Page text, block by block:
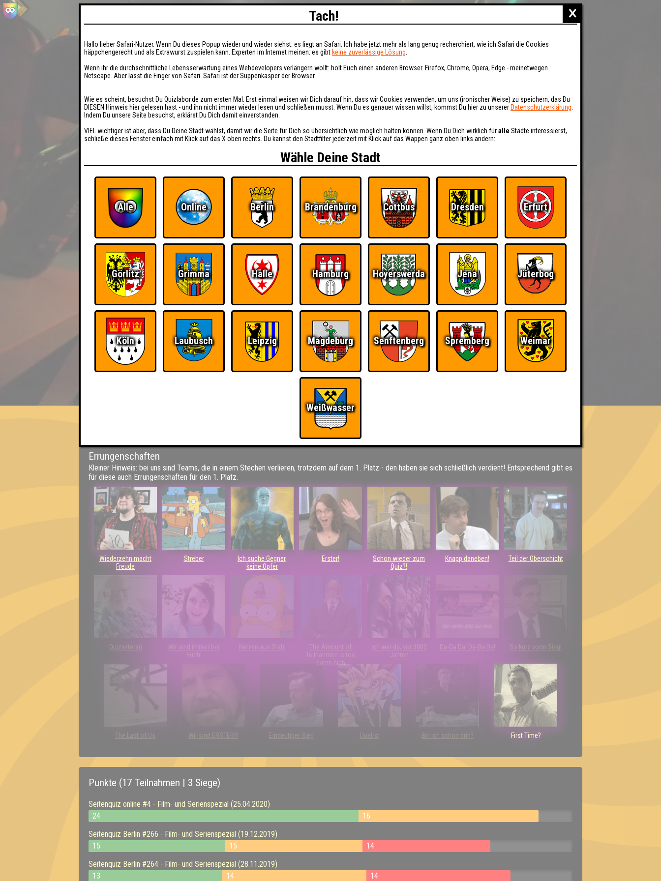
RESERVIERUNG BUCHEN ÜBER UNS
Errungenschaften
Kleiner Hinweis: bei uns sind Teams, die in einem Stechen verlieren, trotzdem auf dem 1. Platz - den haben sie sich schließlich verdient! Entsprechend gibt es
für diese auch Errungenschaften für den 1. Platz.
Wiederzehn macht
Freude
Streber
Ich suche Gegner,
keine Opfer
Erster!
Schon wieder zum
Quiz?!
Knapp daneben! Teil der Oberschicht
Quizveteran
Wir sind immer bei
Euch!
Nerven aus Stahl
The Amount of
Teilnahmen is too
damn high
Ich war da, vor 3000
Jahren
Da-Da Da! Da-Da Da! So kurz vorm Sieg!
The Last of Us Wir sind ERSTER?! Eindeutiger Sieg Duelist Bin ich schon drin? First Time?
Punkte (17 Teilnahmen | 3 Siege)
Seitenquiz online #4 - Film- und Serienspezial (25.04.2020)
24
16
Seitenquiz Berlin #266 - Film- und Serienspezial (19.12.2019)
15
15
14
Seitenquiz Berlin #264 - Film- und Serienspezial (28.11.2019)
13
14 14
×
Tach!
Hallo lieber Safari-Nutzer. Wenn Du dieses Popup wieder und wieder siehst: es liegt an Safari. Ich habe jetzt mehr als lang genug recherchiert, wie ich Safari die Cookies
häppchengerecht und als Extrawurst zuspielen kann. Experten im Internet meinen: es gibt keine zuverlässige Lösung
Wenn ihr die durchschnittliche Lebensserwartung eines Webdevelopers verlängern wollt: holt Euch einen anderen Browser. Firefox, Chrome, Opera, Edge - meinetwegen
Netscape. Aber lasst die Finger von Safari. Safari ist der Suppenkasper der Browser.
Wie es scheint, besuchst Du Quizlabor.de zum ersten Mal. Erst einmal weisen wir Dich darauf hin, dass wir Cookies verwenden, um uns (ironischer Weise) zu speichern, das Du
DIESEN Hinweis hier gelesen hast - und ihn nicht immer wieder lesen und schließen musst. Wenn Du es genauer wissen willst, kommst Du hier zu unserer Datenschutzerklärung
Indem Du unsere Seite besuchst, erklärst Du Dich damit einverstanden.
VIEL wichtiger ist aber, dass Du Deine Stadt wählst, damit wir die Seite für Dich so übersichtlich wie möglich halten können. Wenn Du Dich wirklich füralle Städte interessierst,
schließe dieses Fenster einfach mit Klick auf das X oben rechts. Du kannst den Stadtfilter jederzeit mit Klick auf das Wappen ganz oben links ändern:
Wähle Deine Stadt
Alle Online Berlin Brandenburg Cottbus Dresden Erfurt
Görlitz Grimma Halle Hamburg Hoyerswerda Jena Jüterbog
Köln Laubusch Leipzig Magdeburg Senftenberg Spremberg Weimar
Weißwasser